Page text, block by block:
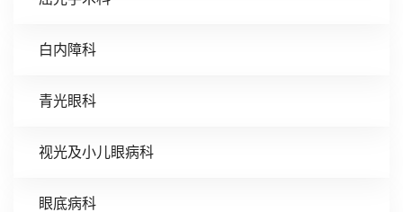
白内障科
青光眼科
视光及小儿眼病科
眼底病科